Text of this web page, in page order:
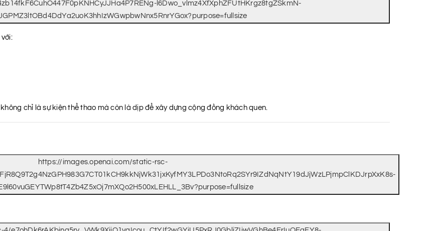
chỉ là sự kiện thể thao mà còn là dịp để xây dựng cộng đồng khách quen.